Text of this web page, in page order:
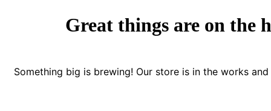
Great things are on the
Something big is brewing! Our store is in the works